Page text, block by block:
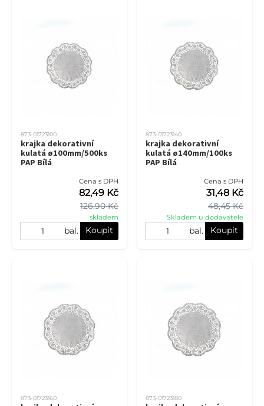
873-01723100
krajka dekorativní
kulatá ø100mm/500ks
PAP Bílá
Cena s DPH
126,90 Kč
82,49 Kč
skladem
bal. Koupit
873-01723140
krajka dekorativní
kulatá ø140mm/100ks
PAP Bílá
Cena s DPH
48,45 Kč
31,48 Kč
Skladem u dodavatele
bal. Koupit
873-01723160 873-01723180